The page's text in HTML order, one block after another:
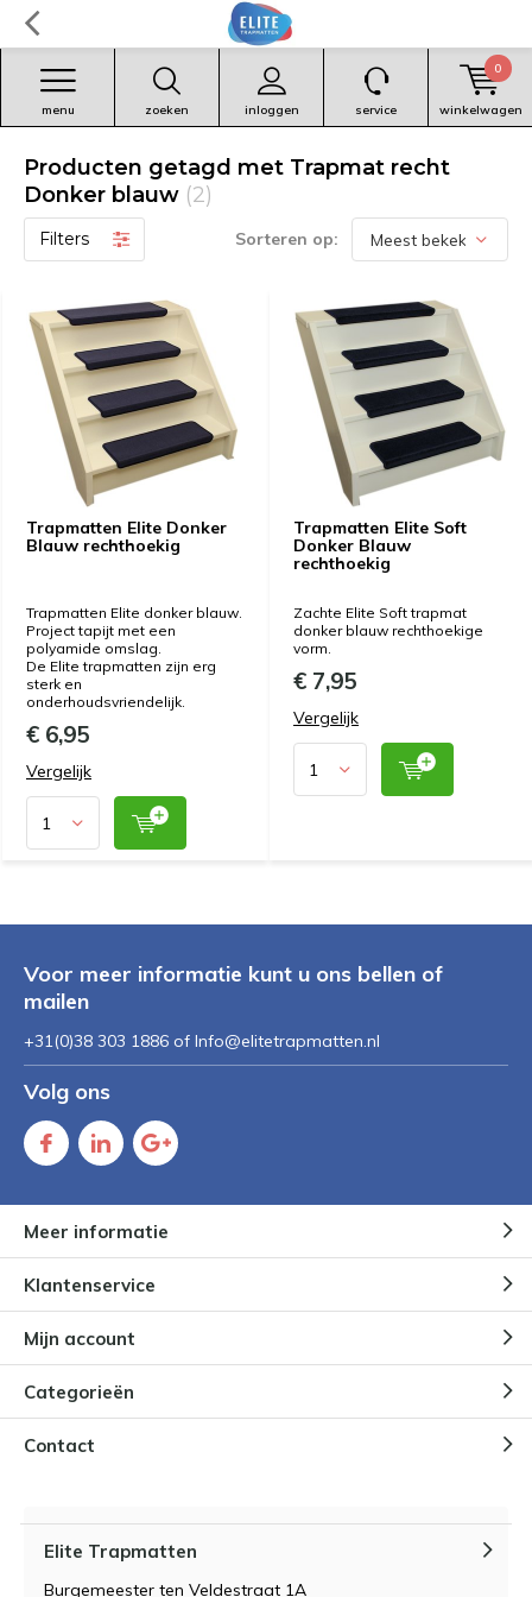
zoeken inloggen
menu service winkelwagen
0
Producten getagd met Trapmat recht
Donker blauw (2)
Filters Sorteren op:
Trapmatten Elite Donker
Blauw rechthoekig
Trapmatten Elite donker blauw.
Project tapijt met een
polyamide omslag.
De Elite trapmatten zijn erg
sterk en
onderhoudsvriendelijk.
€ 6,95
Vergelijk
Trapmatten Elite Soft
Donker Blauw
rechthoekig
Zachte Elite Soft trapmat
donker blauw rechthoekige
vorm.
€ 7,95
Vergelijk
Voor meer informatie kunt u ons bellen of
mailen
+31(0)38 303 1886 of Info@elitetrapmatten.nl
Volg ons
Meer informatie
Klantenservice
Mijn account
Categorieën
Contact
Elite Trapmatten
Burgemeester ten Veldestraat 1A